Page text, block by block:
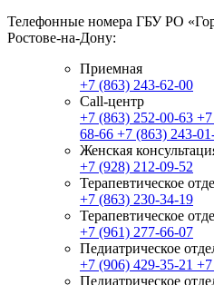
Телефонные номера ГБУ РО
Ростове-на-Дону:
Приемная
+7 (863) 243-62-00
Call-центр
+7 (863) 252-00-63 +7
68-66 +7 (863) 243-
Женская
+7 (928) 212-09-52
Терапевтическое
+7 (863) 230-34-19
Терапевтическое
+7 (961) 277-66-07
Педиатрическое
+7 (906) 429-35-21
Педиатрическое